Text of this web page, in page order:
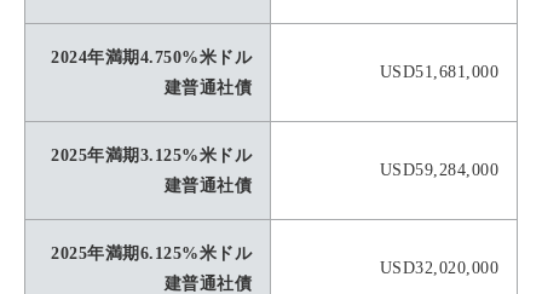
2024年満期4.750%米ドル
建普通社債
USD51,681,000
2025年満期3.125%米ドル
建普通社債
USD59,284,000
2025年満期6.125%米ドル
建普通社債
USD32,020,000